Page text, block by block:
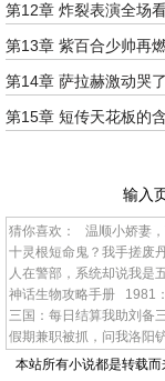
第12章 炸裂表演全场
第13章 紫百合少帅再
第14章 萨拉赫激动哭
第15章 短传天花板的
输入
猜你喜欢： 温顺小娇妻
十灵根短命鬼？我手搓废
人在警部，系统却说我是
神话生物攻略手册
1981
三国：每日结算我助刘备
假期兼职被抓，问我洛阳
本站所有小说都是转载